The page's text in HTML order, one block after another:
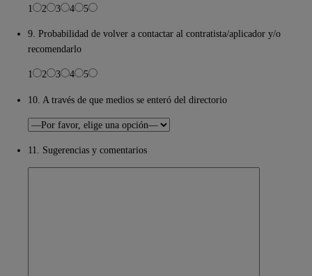
1 2 3 4 5
9. Probabilidad de volver a contactar al contratista/aplicador y/o
recomendarlo
1 2 3 4 5
10. A través de que medios se enteró del directorio
11. Sugerencias y comentarios